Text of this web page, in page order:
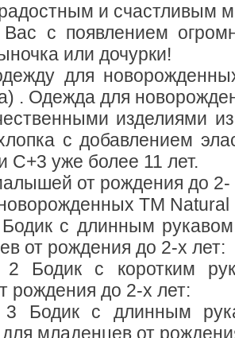
и счастливым
с появлением
или дочурки!
для
. Одежда для
изделиями
с добавлением
C+3 уже более 11 лет.
от рождения до 2-
ТМ Natural
с длинным
от рождения до 2-х лет:
Бодик с коротким
рождения до 2-х лет:
Бодик с длинным
для младенцев от